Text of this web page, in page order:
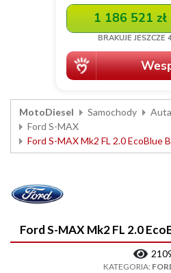
MotoDiesel Samochody
Ford S-MAX
Ford S-MAX Mk2 FL 2.0 EcoBlue
Ford S-MAX Mk2 FL 2.0
KATEGORIA: